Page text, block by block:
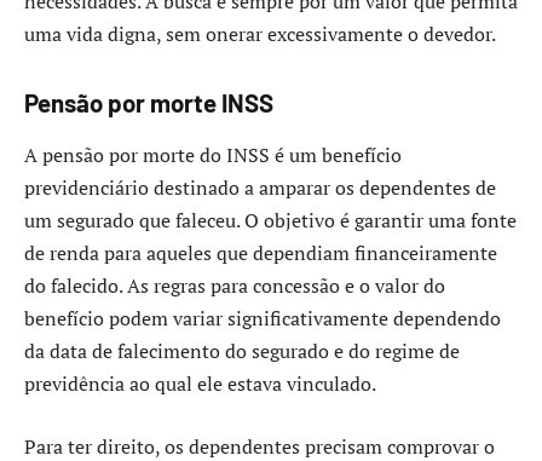
uma vida digna, sem onerar excessivamente o devedor.
Pensão por morte INSS
A pensão por morte do INSS é um benefício
previdenciário destinado a amparar os dependentes de
um segurado que faleceu. O objetivo é garantir uma fonte
de renda para aqueles que dependiam financeiramente
do falecido. As regras para concessão e o valor do
benefício podem variar significativamente dependendo
da data de falecimento do segurado e do regime de
previdência ao qual ele estava vinculado.
Para ter direito, os dependentes precisam comprovar o